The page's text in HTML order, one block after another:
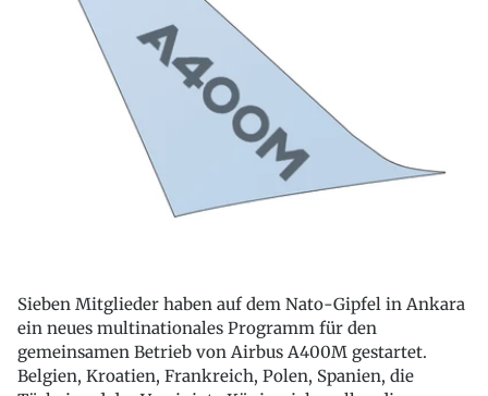
Sieben Mitglieder haben auf dem Nato-Gipfel in Ankara
ein neues multinationales Programm für den
gemeinsamen Betrieb von Airbus A400M gestartet.
Belgien, Kroatien, Frankreich, Polen, Spanien, die